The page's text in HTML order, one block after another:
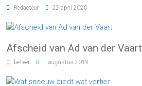
Redacteur 22 april 2020
Afscheid van Ad van der Vaart
beheer 1 augustus 2019